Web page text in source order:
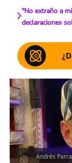
"No extraño a
declaraciones
Andrés